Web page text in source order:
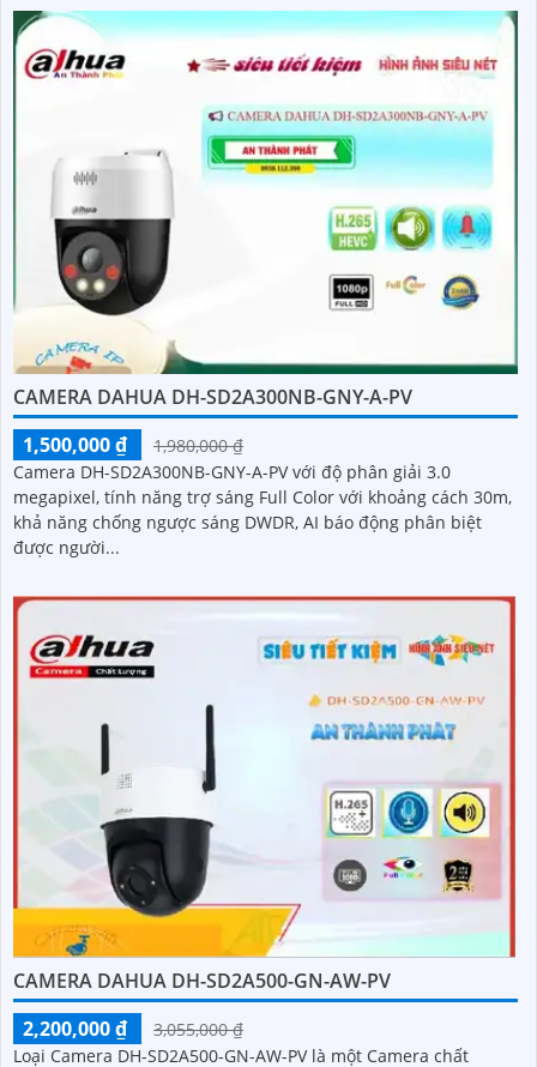
hoạt động ổn định trong mọi điều kiện
CAMERA DAHUA DH-SD2A300NB-GNY-A-PV
1,500,000 ₫
1,980,000 ₫
Camera DH-SD2A300NB-GNY-A-PV với độ phân giải 3.0
megapixel, tính năng trợ sáng Full Color với khoảng cách 30m,
khả năng chống ngược sáng DWDR, AI báo động phân biệt
được người...
CAMERA DAHUA DH-SD2A500-GN-AW-PV
2,200,000 ₫
3,055,000 ₫
Loại Camera DH-SD2A500-GN-AW-PV là một Camera chất